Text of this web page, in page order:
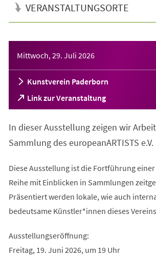
VERANSTALTUNGSORTE
Mittwoch, 29. Juli 2026
Kunstverein Paderborn
Link zur Veranstaltung
(Öffnet
in
neuen
In dieser Ausstellung zeigen wir
Sammlung des europeanARTISTS e.V.
Diese Ausstellung ist die Fortführung
Reihe mit Einblicken in Sammlungen
Präsentiert werden lokale, wie auch
bedeutsame Künstler*innen dieses
Ausstellungseröffnung:
Freitag, 19. Juni 2026, um 19 Uhr